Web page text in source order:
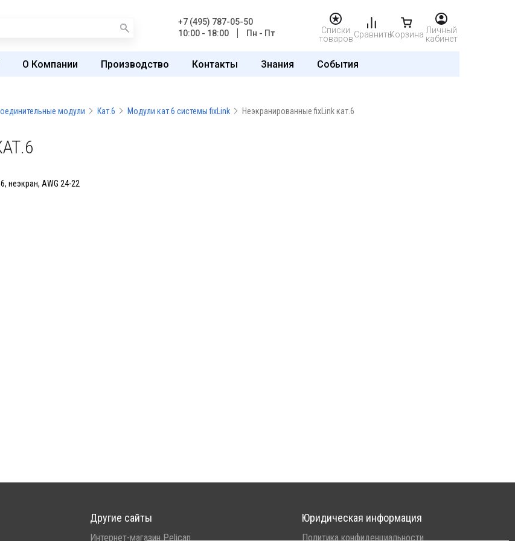
+7 (495) 787-05-50
10:00 - 18:00
Пн - Пт
Списки
товаровСравнитьКорзина Личный
кабинет
О Компании Производство Контакты Знания События
модули Кат.6 Модули кат.6 системы fixLink Неэкранированные fixLink кат.6
неэкран, AWG 24-22
Другие сайты
Интернет-магазин Pelican
Юридическая информация
Политика конфиденциальности